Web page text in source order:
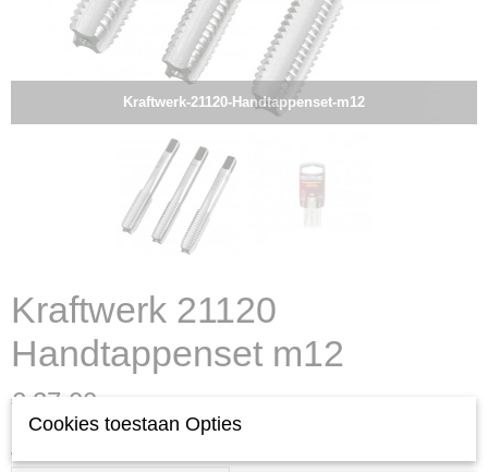
Kraftwerk-21120-Handtappenset-m12
Kraftwerk 21120
Handtappenset m12
€ 27,00
Aantal
Cookies toestaan Opties